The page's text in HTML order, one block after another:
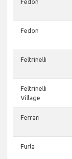
Fedon
Fedon
Feltrinelli
Feltrinelli
Village
Ferrari
Furla